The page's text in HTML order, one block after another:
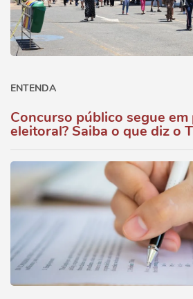
ENTENDA
Concurso público segue
eleitoral? Saiba o que diz o